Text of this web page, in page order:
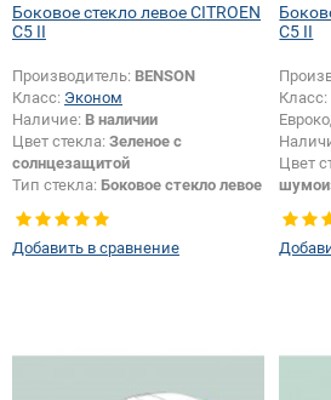
Боковое стекло левое CITROEN
C5 II
Производитель: BENSON
Класс: Эконом
Наличие: В наличии
Цвет стекла: Зеленое с
солнцезащитой
Тип стекла: Боковое стекло левое
Добавить в сравнение
C5 II
Класс:
Цвет